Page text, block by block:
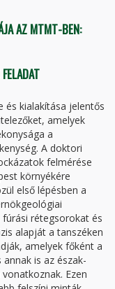
AZ MTMT-BEN:
és kialakítása jelentős
amelyek
a
A doktori
felmérése
környékére
első lépésben a
rétegsorokat és
alapját a tanszéken
amelyek főként a
is az észak-
Ezen